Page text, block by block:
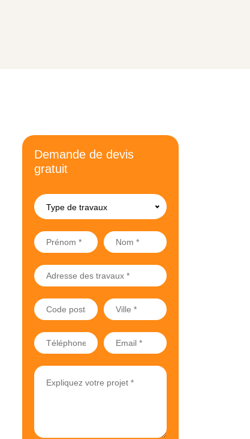
Demande de devis
gratuit
Type de travaux